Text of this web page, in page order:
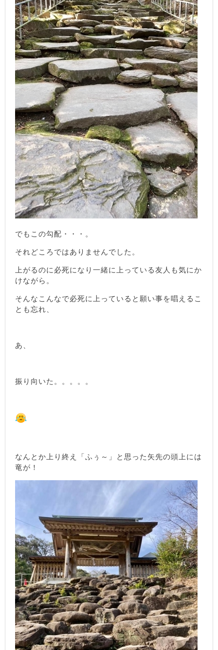
でもこの勾配・・・。
それどころではありませんでした。
上がるのに必死になり一緒に上っている友人も気にか
けながら。
そんなこんなで必死に上っていると願い事を唱えるこ
とも忘れ、
あ、
振り向いた。。。。。
なんとか上り終え「ふぅ～」と思った矢先の頭上には
竜が！